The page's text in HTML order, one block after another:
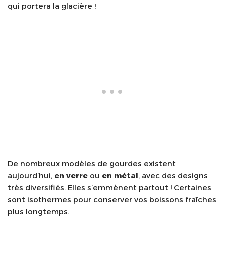
qui portera la glacière !
De nombreux modèles de gourdes existent
aujourd’hui, en verre ou en métal, avec des designs
très diversifiés. Elles s’emmènent partout ! Certaines
sont isothermes pour conserver vos boissons fraîches
plus longtemps.